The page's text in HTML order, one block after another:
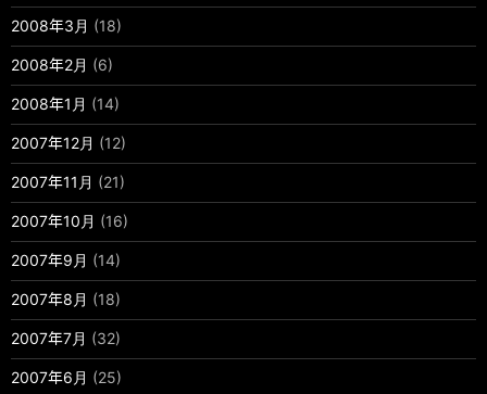
2008年3月 (18)
2008年2月 (6)
2008年1月 (14)
2007年12月 (12)
2007年11月 (21)
2007年10月 (16)
2007年9月 (14)
2007年8月 (18)
2007年7月 (32)
2007年6月 (25)